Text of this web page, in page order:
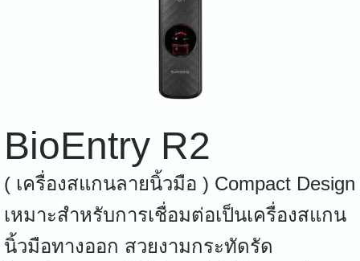
BioEntry R2
( เครื่องสแกนลายนิ้วมือ ) Compact Design
เหมาะสำหรับการเชื่อมต่อเป็นเครื่องสแกน
นิ้วมือทางออก สวยงามกระทัดรัด